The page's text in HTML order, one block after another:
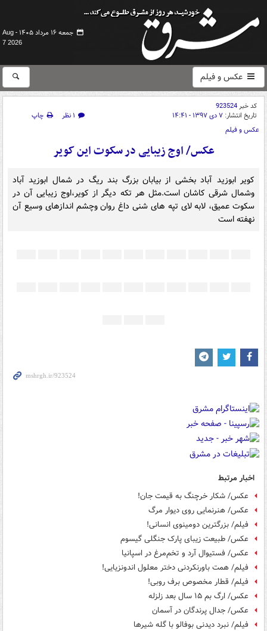
جمعه ۱۶ مرداد ۱۴۰۵ -
Aug
7 2026
عکس و فیلم
کد خبر923524
تاریخ انتشار: ۷ دی ۱۳۹۷ - ۱۴:۴۱ ۱ نظر
چاپ
عکس و فیلم
عکس/ اوج زیبایی در سکوت این کویر
کویر ابوزید آباد بخشی از بیابان بزرگ بند ریگ در شمال ابوزید آباد
وشمال شرقی کاشان است.مثل هر تکه دیگر از کویر،اوج زیبایی آن در
سکوت عمیق، لابه لای تپه های شنی داغ روان وچشم اندازهای وسیع آن
نهفته است
اخبار مرتبط
عکس/ شکار خرچنگ‎ به قیمت جان!
عکس/ هنرنمایی روی دیوار مرگ
فیلم/ بزرگترین دومینوی انسانی!
عکس/ طبیعت زیبای پارک جنگلی گیسوم
عکس/ فستیوال آرد و تخم‌مرغ در اسپانیا
فیلم/ همت باورنکردنی دختر معلول اندونزیایی!
فیلم/ قطار مخصوص برف روبی!
عکس/ ارگ بم ۱۵ سال بعد زلزله
عکس/ جدال پرندگان در آسمان
فیلم/ نبرد دیدنی بوفالو با گله شیرها